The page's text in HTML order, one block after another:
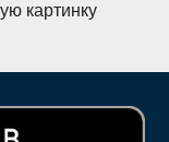
картинку